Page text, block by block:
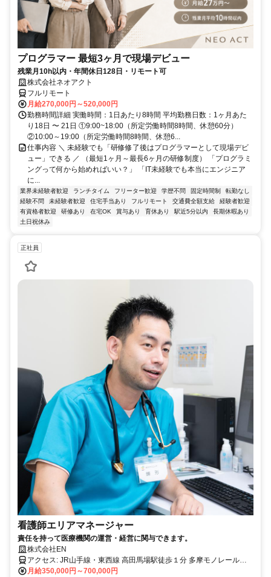
プログラマー 最短3ヶ月で現場デビュー
残業月10h以内・年間休日128日・リモート可
株式会社ネオアクト
フルリモート
月給270,000円～520,000円
勤務時間詳細 実働時間：1日あたり8時間 平均勤務日数：1ヶ月あた
り18日 〜 21日 ①9:00~18:00（所定労働時間8時間、休憩60分）
②10:00～19:00（所定労働時間8時間、休憩6...
仕事内容 ＼ 未経験でも「研修修了後はプログラマーとして現場デビ
ュー」できる ／ （最短1ヶ月～最長6ヶ月の研修制度） 「プログラミ
ングって何から始めればいい？」 「IT未経験でも本当にエンジニア
に...
業界未経験者歓迎 ランチタイム フリーター歓迎 学歴不問 固定時間制
転勤なし
経験不問
未経験者歓迎 住宅手当あり フルリモート 交通費全額支給
経験者歓迎
有資格者歓迎
研修あり 在宅OK 賞与あり 育休あり 駅近5分以内
長期休暇あり
土日祝休み
正社員
看護師エリアマネージャー
責任を持って医療機関の運営・経営に関与できます。
株式会社EN
アクセス: JR山手線・東西線 高田馬場駅徒歩１分 多摩モノレール
線・西武拝島線 玉川上水駅 徒歩1分 日野市旭が丘 車通勤可 JR巣鴨
月給350,000円～700,000円